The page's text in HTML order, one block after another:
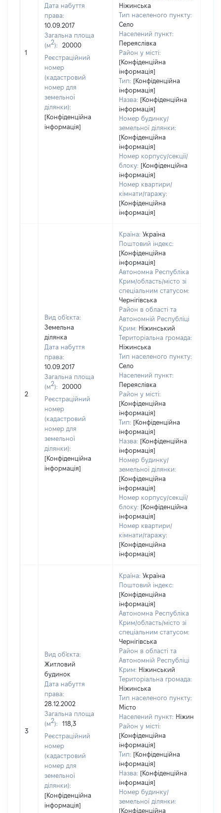
1
Дата набуття
права:
10.09.2017
Загальна площа
(м2):
20000
Реєстраційний
номер
(кадастровий
номер для
земельної
ділянки):
[Конфіденційна
інформація]
Ніжинська
Тип населеного пункту:
Село
Населений пункт:
Переяслівка
Район у місті:
[Конфіденційна
інформація]
Тип: [Конфіденційна
інформація]
Назва: [Конфіденційна
інформація]
Номер будинку/
земельної ділянки:
[Конфіденційна
інформація]
Номер корпусу/секції/
блоку: [Конфіденційна
інформація]
Номер квартири/
кімнати/гаражу:
[Конфіденційна
інформація]
2
Вид об'єкта:
Земельна
ділянка
Дата набуття
права:
10.09.2017
Загальна площа
(м2):
20000
Реєстраційний
номер
(кадастровий
номер для
земельної
ділянки):
[Конфіденційна
інформація]
Країна: Україна
Поштовий індекс:
[Конфіденційна
інформація]
Автономна Республіка
Крим/область/місто зі
спеціальним статусом:
Чернігівська
Район в області та
Автономній Республіці
Крим: Ніжинський
Територіальна громада:
Ніжинська
Тип населеного пункту:
Село
Населений пункт:
Переяслівка
Район у місті:
[Конфіденційна
інформація]
Тип: [Конфіденційна
інформація]
Назва: [Конфіденційна
інформація]
Номер будинку/
земельної ділянки:
[Конфіденційна
інформація]
Номер корпусу/секції/
блоку: [Конфіденційна
інформація]
Номер квартири/
кімнати/гаражу:
[Конфіденційна
інформація]
3
Вид об'єкта:
Житловий
будинок
Дата набуття
права:
28.12.2002
Загальна площа
(м2):
118,3
Реєстраційний
номер
(кадастровий
номер для
земельної
ділянки):
[Конфіденційна
інформація]
Країна: Україна
Поштовий індекс:
[Конфіденційна
інформація]
Автономна Республіка
Крим/область/місто зі
спеціальним статусом:
Чернігівська
Район в області та
Автономній Республіці
Крим: Ніжинський
Територіальна громада:
Ніжинська
Тип населеного пункту:
Місто
Населений пункт: Ніжин
Район у місті:
[Конфіденційна
інформація]
Тип: [Конфіденційна
інформація]
Назва: [Конфіденційна
інформація]
Номер будинку/
земельної ділянки:
[Конфіденційна